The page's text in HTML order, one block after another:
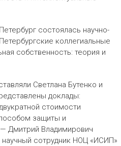
состоялась научно-
коллегиальные
собственность: теория и
Светлана Бутенко и
доклады:
стоимости
защиты и
Дмитрий Владимирович
сотрудник НОЦ «ИСИП»